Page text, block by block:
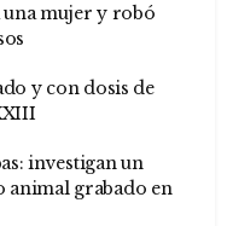
una mujer y robó
y con dosis de
investigan un
animal grabado en